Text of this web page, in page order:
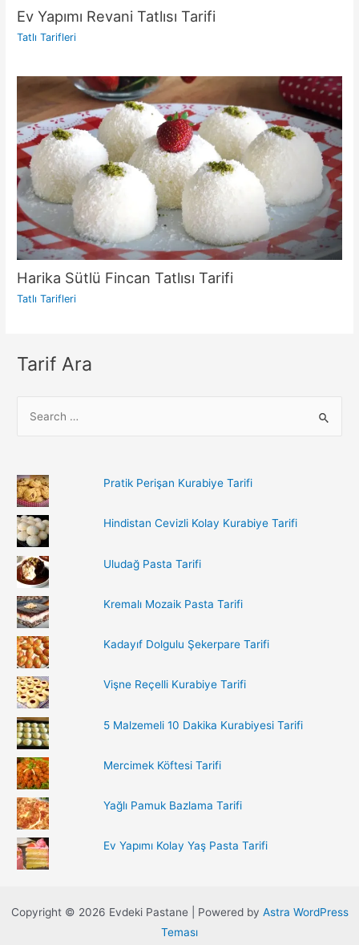
Ev Yapımı Revani Tatlısı Tarifi
Tatlı Tarifleri
Harika Sütlü Fincan Tatlısı Tarifi
Tatlı Tarifleri
Tarif Ara
c
h
f
o
r
:
Pratik Perişan Kurabiye Tarifi
Hindistan Cevizli Kolay Kurabiye Tarifi
Uludağ Pasta Tarifi
Kremalı Mozaik Pasta Tarifi
Kadayıf Dolgulu Şekerpare Tarifi
Vişne Reçelli Kurabiye Tarifi
5 Malzemeli 10 Dakika Kurabiyesi Tarifi
Mercimek Köftesi Tarifi
Yağlı Pamuk Bazlama Tarifi
Ev Yapımı Kolay Yaş Pasta Tarifi
Copyright © 2026 Evdeki Pastane | Powered by Astra WordPress
Teması